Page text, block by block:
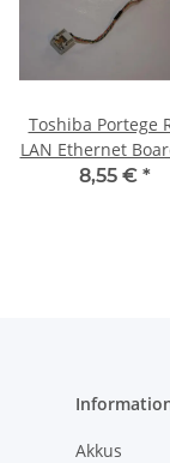
Toshiba Portege
LAN Ethernet
Kabel #2158
8,55 € *
Akkus